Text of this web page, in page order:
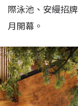
際泳池、安縵招
月開幕。